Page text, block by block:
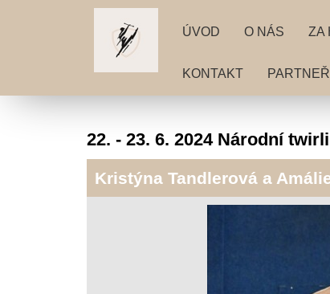
ÚVOD O NÁS ZA
KONTAKT PARTNEŘI
22. - 23. 6. 2024 Národní
Kristýna Tandlerová a